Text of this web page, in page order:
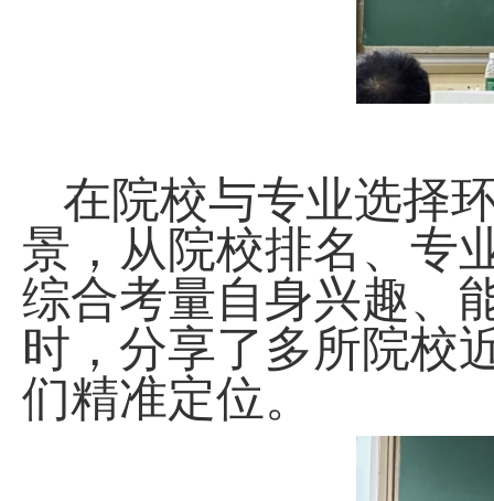
在院校与专业选择
景，从院校排名、专
综合考量自身兴趣、
时，分享了多所院校
们精准定位。